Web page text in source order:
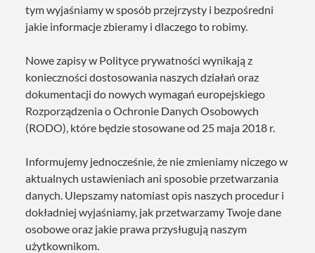
tym wyjaśniamy w sposób przejrzysty i bezpośredni
jakie informacje zbieramy i dlaczego to robimy.
Nowe zapisy w Polityce prywatności wynikają z
konieczności dostosowania naszych działań oraz
dokumentacji do nowych wymagań europejskiego
Rozporządzenia o Ochronie Danych Osobowych
(RODO), które będzie stosowane od 25 maja 2018 r.
Informujemy jednocześnie, że nie zmieniamy niczego w
aktualnych ustawieniach ani sposobie przetwarzania
danych. Ulepszamy natomiast opis naszych procedur i
dokładniej wyjaśniamy, jak przetwarzamy Twoje dane
osobowe oraz jakie prawa przysługują naszym
użytkownikom.